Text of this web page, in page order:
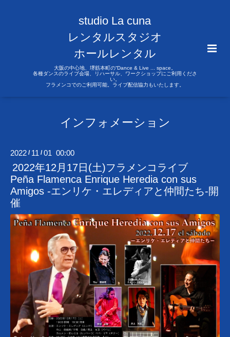
studio La cuna
レンタルスタジオ
ホールレンタル
大阪の中心地、堺筋本町の“Dance & Live ... space。
各種ダンスのライブ会場、リハーサル、ワークショップにご利用くださ
い。
フラメンコでのご利用可能。ライブ配信協力もいたします。
インフォメーション
2022 / 11 /01 00:00
2022年12月17日(土)フラメンコライブ
Peña Flamenca Enrique Heredia con sus
Amigos -エンリケ・エレディアと仲間たち-開
催